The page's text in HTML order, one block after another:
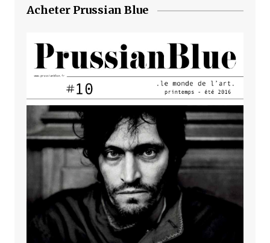
Acheter Prussian Blue